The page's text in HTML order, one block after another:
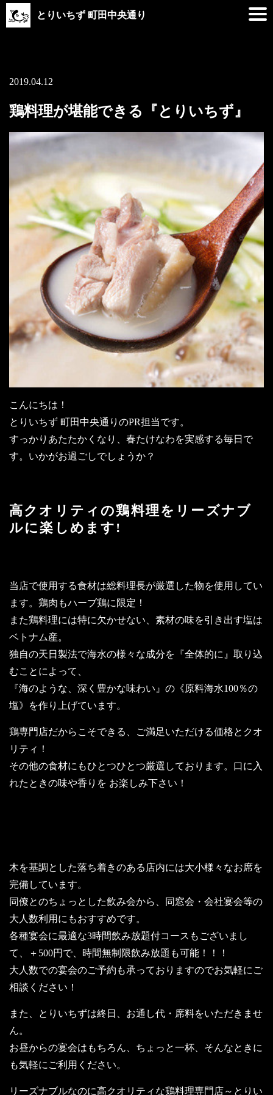
とりいちず 町田中央通り
2019.04.12
鶏料理が堪能できる『とりいちず』
こんにちは！
とりいちず 町田中央通りのPR担当です。
すっかりあたたかくなり、春たけなわを実感する毎日で
す。いかがお過ごしでしょうか？
高クオリティの鶏料理をリーズナブ
ルに楽しめます!
当店で使用する食材は総料理長が厳選した物を使用してい
ます。鶏肉もハーブ鶏に限定！
また鶏料理には特に欠かせない、素材の味を引き出す塩は
ベトナム産。
独自の天日製法で海水の様々な成分を『全体的に』取り込
むことによって、
『海のような、深く豊かな味わい』の《原料海水100％の
塩》を作り上げています。
鶏専門店だからこそできる、ご満足いただける価格とクオ
リティ！
その他の食材にもひとつひとつ厳選しております。口に入
れたときの味や香りを お楽しみ下さい！
木を基調とした落ち着きのある店内には大小様々なお席を
完備しています。
同僚とのちょっとした飲み会から、同窓会・会社宴会等の
大人数利用にもおすすめです。
各種宴会に最適な3時間飲み放題付コースもございまし
て、＋500円で、時間無制限飲み放題も可能！！！
大人数での宴会のご予約も承っておりますのでお気軽にご
相談ください！
また、とりいちずは終日、お通し代・席料をいただきませ
ん。
お昼からの宴会はもちろん、ちょっと一杯、そんなときに
も気軽にご利用ください。
リーズナブルなのに高クオリティな鶏料理専門店～とりい